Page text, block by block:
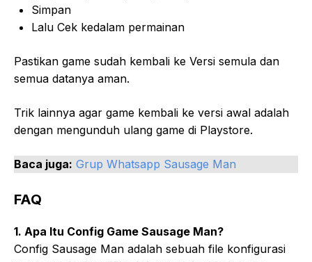
Simpan
Lalu Cek kedalam permainan
Pastikan game sudah kembali ke Versi semula dan
semua datanya aman.
Trik lainnya agar game kembali ke versi awal adalah
dengan mengunduh ulang game di Playstore.
Baca juga: Grup Whatsapp Sausage Man
FAQ
1. Apa Itu Config Game Sausage Man?
Config Sausage Man adalah sebuah file konfigurasi